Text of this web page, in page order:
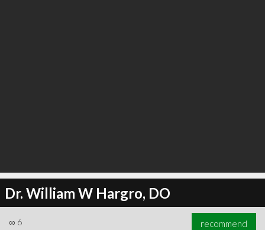
Dr. William W Hargro, DO
∞ 6 recommend